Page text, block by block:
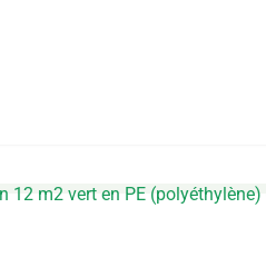
12 m2 vert en PE